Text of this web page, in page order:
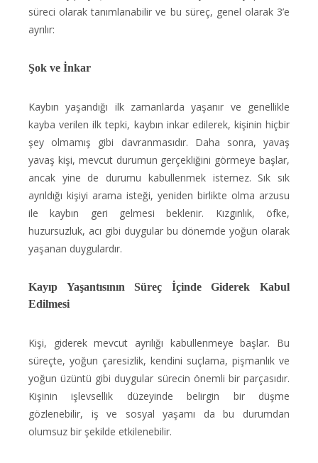
süreci olarak tanımlanabilir ve bu süreç, genel olarak 3’e
ayrılır:
Şok ve İnkar
Kaybın yaşandığı ilk zamanlarda yaşanır ve genellikle
kayba verilen ilk tepki, kaybın inkar edilerek, kişinin hiçbir
şey olmamış gibi davranmasıdır. Daha sonra, yavaş
yavaş kişi, mevcut durumun gerçekliğini görmeye başlar,
ancak yine de durumu kabullenmek istemez. Sık sık
ayrıldığı kişiyi arama isteği, yeniden birlikte olma arzusu
ile kaybın geri gelmesi beklenir. Kızgınlık, öfke,
huzursuzluk, acı gibi duygular bu dönemde yoğun olarak
yaşanan duygulardır.
Kayıp Yaşantısının Süreç İçinde Giderek Kabul
Edilmesi
Kişi, giderek mevcut ayrılığı kabullenmeye başlar. Bu
süreçte, yoğun çaresizlik, kendini suçlama, pişmanlık ve
yoğun üzüntü gibi duygular sürecin önemli bir parçasıdır.
Kişinin işlevsellik düzeyinde belirgin bir düşme
gözlenebilir, iş ve sosyal yaşamı da bu durumdan
olumsuz bir şekilde etkilenebilir.